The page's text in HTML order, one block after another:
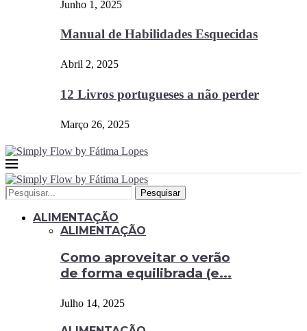
Junho 1, 2025
Manual de Habilidades Esquecidas
Abril 2, 2025
12 Livros portugueses a não perder
Março 26, 2025
Pesquisar
ALIMENTAÇÃO
ALIMENTAÇÃO
Como aproveitar o verão
de forma equilibrada (e...
Julho 14, 2025